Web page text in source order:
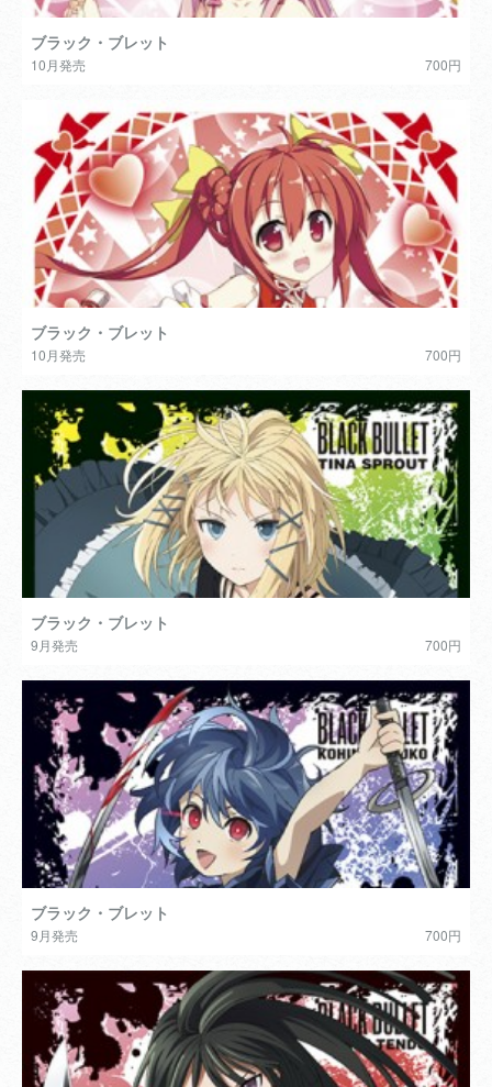
ブラック・ブレット
10月発売 700円
ブラック・ブレット
10月発売 700円
ブラック・ブレット
9月発売 700円
ブラック・ブレット
9月発売 700円